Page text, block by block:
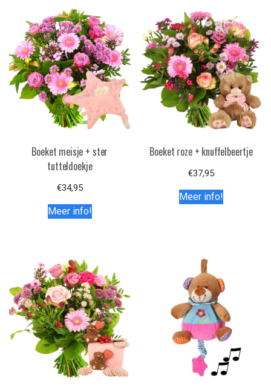
Boeket meisje + ster
tutteldoekje
€34,95
Meer info!
Boeket roze + knuffelbeertje
€37,95
Meer info!